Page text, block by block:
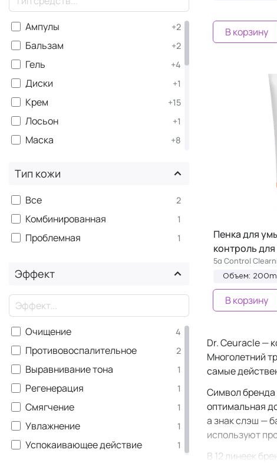
Ампулы +2
Бальзам +2
Гель +4
Диски +1
Крем +15
Лосьон +1
Маска +8
Набор средств +1
Патчи +1
Пенка ×
Салфетки +1
Спрей +2
Сыворотка
Тонер +4
Тоник +1
Эмульсия +1
Эссенция +4
Тип кожи
Все 2
Комбинированная 1
Проблемная 1
Эффект
Очищение 4
Противовоспалительное 2
Выравнивание тона 1
Регенерация 1
Смягчение 1
Увлажнение 1
Успокаивающее действие 1
В корзину
Пенка для
контроль
5α Control
Объем: 200ml
В корзину
Dr. Ceuracle —
Многолетний
самые
Символ бренда
оптимальная
а знак слэш —
используют
В 12 линеек